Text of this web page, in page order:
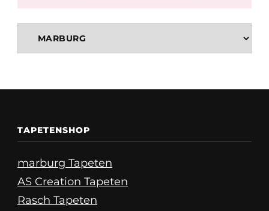
TAPETENSHOP
marburg Tapeten
AS Creation Tapeten
Rasch Tapeten